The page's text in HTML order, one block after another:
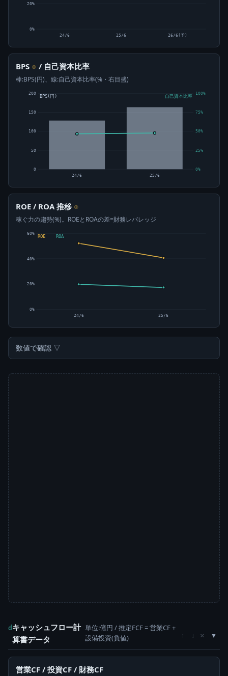
0%
20%
24/6 25/6 26/6(予)
BPS ⊙ / 自己資本比率
棒:BPS(円)、線:自己資本比率(%・右目盛)
0
50
100
150
200
0%
25%
50%
75%
100%
24/6 25/6
BPS(円) 自己資本比率
ROE / ROA 推移 ⊙
稼ぐ力の趨勢(%)。ROEとROAの差=財務レバレッジ
0%
20%
40%
60%
ROE ROA
24/6 25/6
数値で確認 ▽
d キャッシュフロー計
算書データ
単位:億円 / 推定FCF = 営業CF +
設備投資(負値)
↑ ↓ ×
営業CF / 投資CF / 財務CF